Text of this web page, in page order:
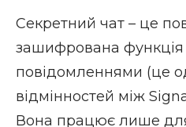
Секретний чат – це
зашифрована функція
повідомленнями (це
відмінностей між
Вона працює лише для